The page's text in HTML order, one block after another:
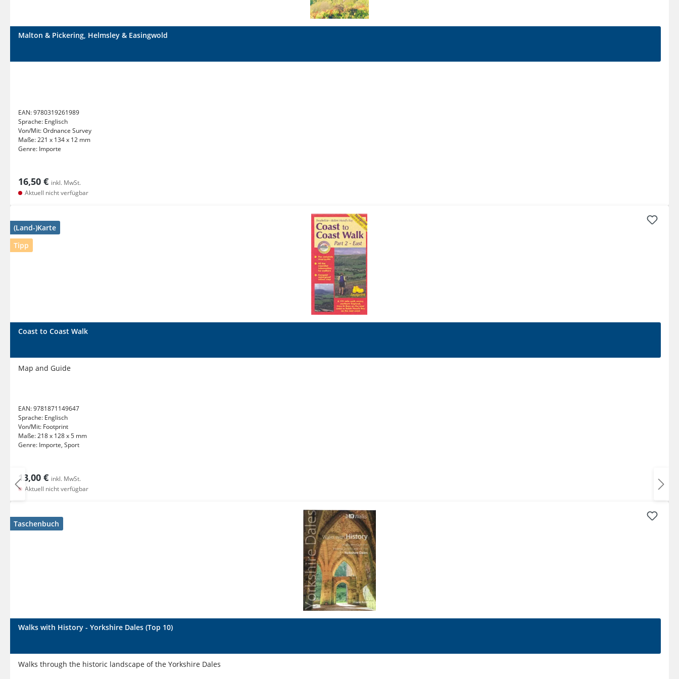
Malton & Pickering, Helmsley & Easingwold
EAN:9780319261989
Sprache: Englisch
Von/Mit:Ordnance Survey
Maße:221 x 134 x 12 mm
Genre: Importe
16,50 € inkl. MwSt.
Aktuell nicht verfügbar
(Land-)Karte
Tipp
Coast to Coast Walk
Map and Guide
EAN:9781871149647
Sprache: Englisch
Von/Mit: Footprint
Maße:218 x 128 x 5 mm
Genre: Importe, Sport
13,00 € inkl. MwSt.
Aktuell nicht verfügbar
Taschenbuch
Walks with History - Yorkshire Dales (Top 10)
Walks through the historic landscape of the Yorkshire Dales